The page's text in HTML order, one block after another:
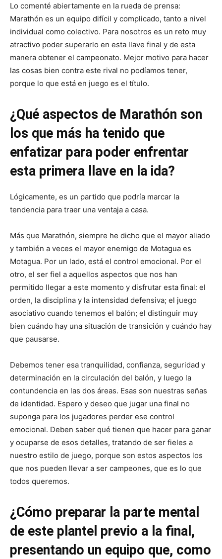
Lo comenté abiertamente en la rueda de prensa:
Marathón es un equipo difícil y complicado, tanto a nivel
individual como colectivo. Para nosotros es un reto muy
atractivo poder superarlo en esta llave final y de esta
manera obtener el campeonato. Mejor motivo para hacer
las cosas bien contra este rival no podíamos tener,
porque lo que está en juego es el título.
¿Qué aspectos de Marathón son
los que más ha tenido que
enfatizar para poder enfrentar
esta primera llave en la ida?
Lógicamente, es un partido que podría marcar la
tendencia para traer una ventaja a casa.
Más que Marathón, siempre he dicho que el mayor aliado
y también a veces el mayor enemigo de Motagua es
Motagua. Por un lado, está el control emocional. Por el
otro, el ser fiel a aquellos aspectos que nos han
permitido llegar a este momento y disfrutar esta final: el
orden, la disciplina y la intensidad defensiva; el juego
asociativo cuando tenemos el balón; el distinguir muy
bien cuándo hay una situación de transición y cuándo hay
que pausarse.
Debemos tener esa tranquilidad, confianza, seguridad y
determinación en la circulación del balón, y luego la
contundencia en las dos áreas. Esas son nuestras señas
de identidad. Espero y deseo que jugar una final no
suponga para los jugadores perder ese control
emocional. Deben saber qué tienen que hacer para ganar
y ocuparse de esos detalles, tratando de ser fieles a
nuestro estilo de juego, porque son estos aspectos los
que nos pueden llevar a ser campeones, que es lo que
todos queremos.
¿Cómo preparar la parte mental
de este plantel previo a la final,
presentando un equipo que, como